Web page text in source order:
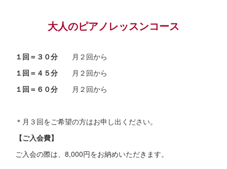
大人のピアノレッスンコース
１回＝３０分 月２回から
１回＝４５分 月２回から
１回＝６０分 月２回から
＊月３回をご希望の方はお申し出ください。
【ご入会費】
ご入会の際は、8,000円をお納めいただきます。